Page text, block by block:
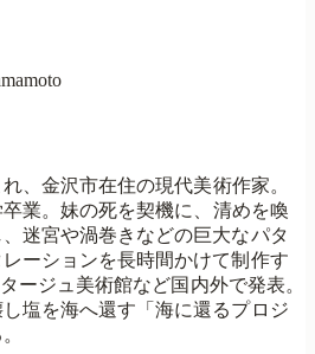
、金沢市在住の現代美術作家。
業。妹の死を契機に、清めを喚
迷宮や渦巻きなどの巨大なパタ
ーションを長時間かけて制作す
ージュ美術館など国内外で発表。
塩を海へ還す「海に還るプロジ